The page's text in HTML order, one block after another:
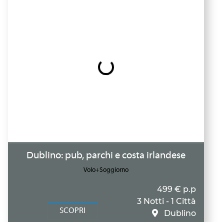
Dublino: pub, parchi e costa irlandese
Volo+Soggiorno
SCOPRI
499 € p.p
3 Notti - 1 Città
Dublino